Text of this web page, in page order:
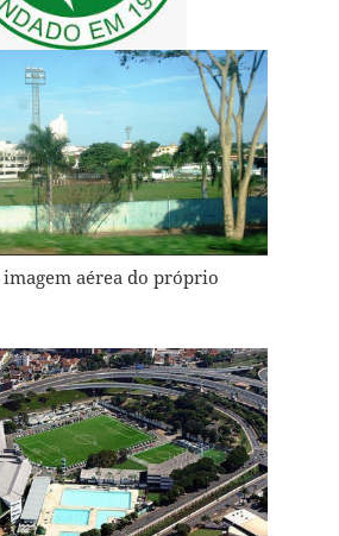
aérea do próprio